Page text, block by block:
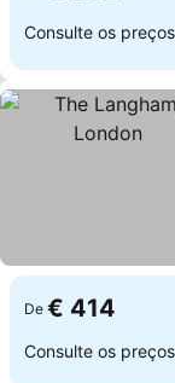
Consulte os
De € 414
Consulte os